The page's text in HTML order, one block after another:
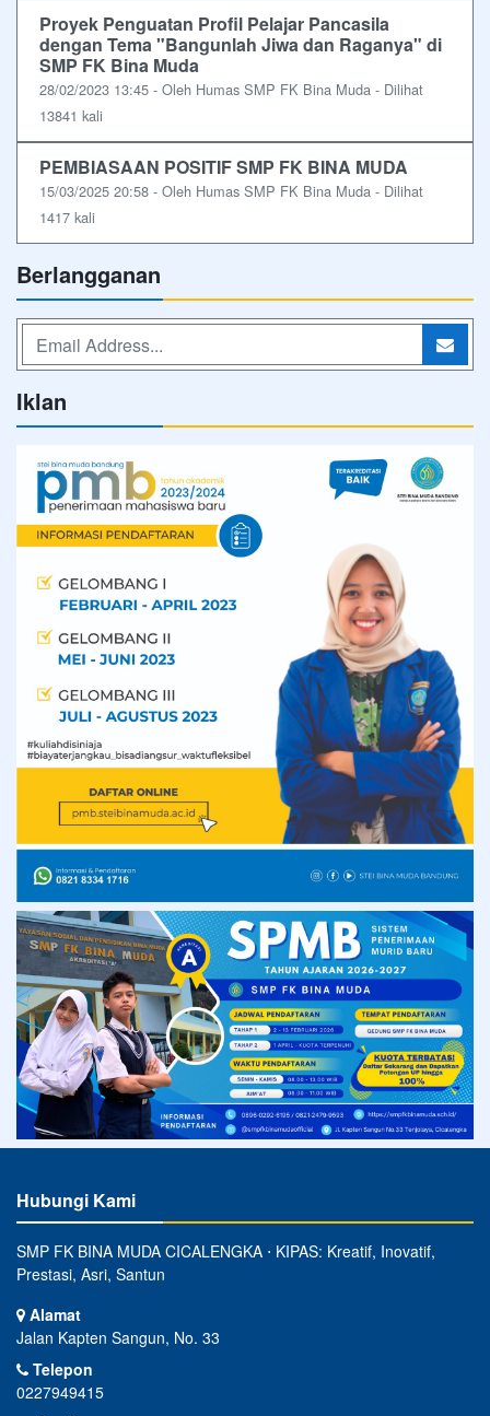
Proyek Penguatan Profil Pelajar Pancasila
dengan Tema "Bangunlah Jiwa dan Raganya" di
SMP FK Bina Muda
28/02/2023 13:45 - Oleh Humas SMP FK Bina Muda - Dilihat
13841 kali
PEMBIASAAN POSITIF SMP FK BINA MUDA
15/03/2025 20:58 - Oleh Humas SMP FK Bina Muda - Dilihat
1417 kali
Berlangganan
Iklan
Hubungi Kami
SMP FK BINA MUDA CICALENGKA ⋅ KIPAS: Kreatif, Inovatif,
Prestasi, Asri, Santun
Alamat
Jalan Kapten Sangun, No. 33
Telepon
0227949415